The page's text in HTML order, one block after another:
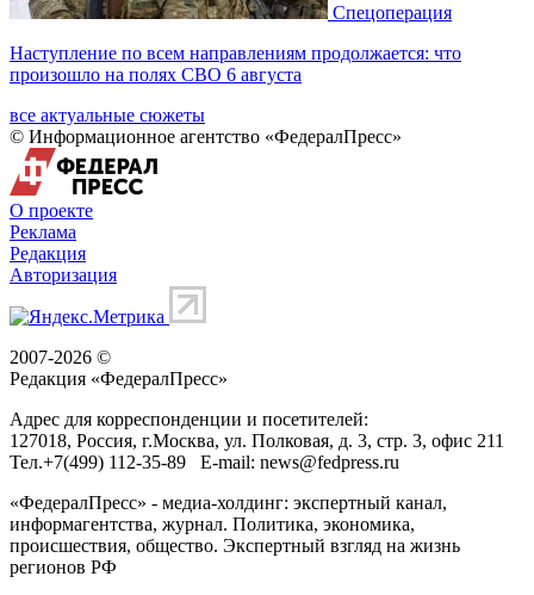
Спецоперация
Наступление по всем направлениям продолжается: что
произошло на полях СВО 6 августа
все актуальные сюжеты
© Информационное агентство «ФедералПресс»
О проекте
Реклама
Редакция
Авторизация
2007-2026 ©
Редакция «ФедералПресс»
Адрес для корреспонденции и посетителей:
127018, Россия, г.Москва, ул. Полковая, д. 3, стр. 3, офис 211
Тел.+7(499) 112-35-89 E-mail: news@fedpress.ru
«ФедералПресс» - медиа-холдинг: экспертный канал,
информагентства, журнал. Политика, экономика,
происшествия, общество. Экспертный взгляд на жизнь
регионов РФ